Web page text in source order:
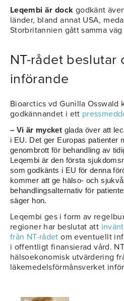
Leqembi är dock godkänt
länder, bland annat USA,
Storbritannien gått samma
NT-rådet beslutar
införande
Bioarctics vd Gunilla Osswald
godkännandet i ett
– Vi är mycket glada över att
i EU. Det ger Europas patienter
genombrott för behandling av
Leqembi är den första
som godkänts i EU för denna
kommer att ge hälso- och
behandlingsalternativ för
säger hon.
Leqembi ges i form av
regioner har beslutat att
från NT-rådetom eventuellt
i offentligt finansierad vård.
hälsoekonomisk utvärdering
läkemedelsförmånsverket